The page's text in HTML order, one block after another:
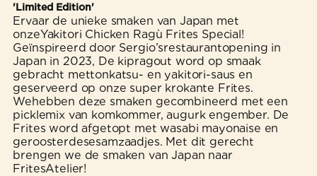
'Limited Edition'
Ervaar de unieke smaken van Japan met
onzeYakitori Chicken Ragù Frites Special!
Geïnspireerd door Sergio’srestaurantopening in
Japan in 2023, De kipragout word op smaak
gebracht mettonkatsu- en yakitori-saus en
geserveerd op onze super krokante Frites.
Wehebben deze smaken gecombineerd met een
picklemix van komkommer, augurk engember. De
Frites word afgetopt met wasabi mayonaise en
geroosterdesesamzaadjes. Met dit gerecht
brengen we de smaken van Japan naar
FritesAtelier!